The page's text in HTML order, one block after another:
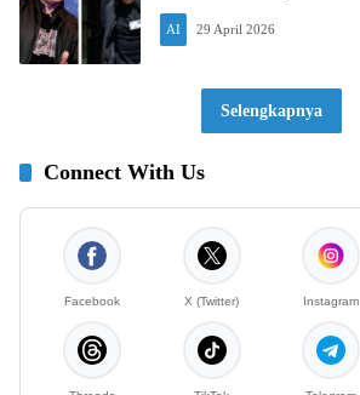
AI 29 April 2026
Selengkapnya
Connect With Us
Facebook X (Twitter) Instagram